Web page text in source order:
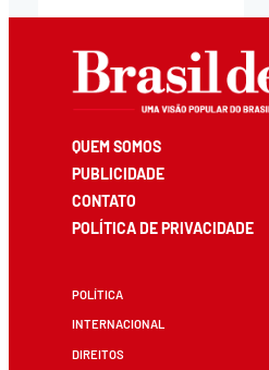
QUEM SOMOS
PUBLICIDADE
CONTATO
POLÍTICA DE PRIVACIDADE
POLÍTICA
INTERNACIONAL
DIREITOS